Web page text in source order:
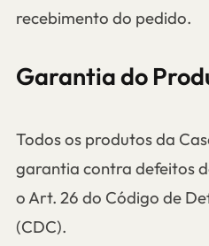
recebimento do pedido.
Garantia do
Todos os produtos da
garantia contra defeitos
o Art. 26 do Código de
(CDC).